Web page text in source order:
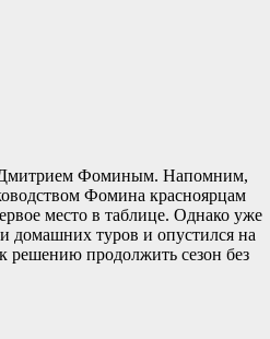
Дмитрием Фоминым. Напомним,
Фомина красноярцам
место в таблице. Однако уже
домашних туров и опустился на
решению продолжить сезон без